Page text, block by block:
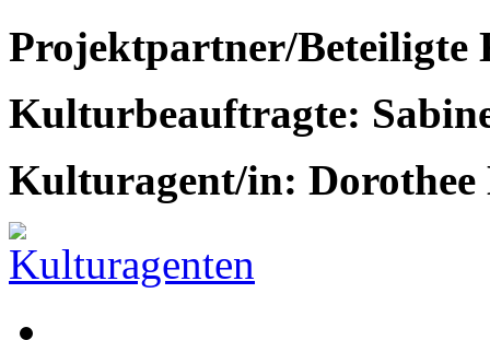
Projektpartner/Beteiligte
Kulturbeauftragte:
Kulturagent/in: